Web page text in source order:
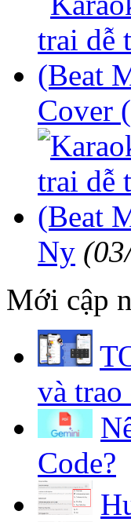
Cover
Ny
Mới cập
và
Code?